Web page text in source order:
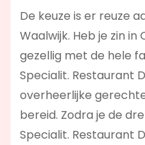
De keuze is er reuze
Waalwijk. Heb je zin
gezellig met de hele
Specialit. Restaurant
overheerlijke
bereid. Zodra je de
Specialit. Restaurant